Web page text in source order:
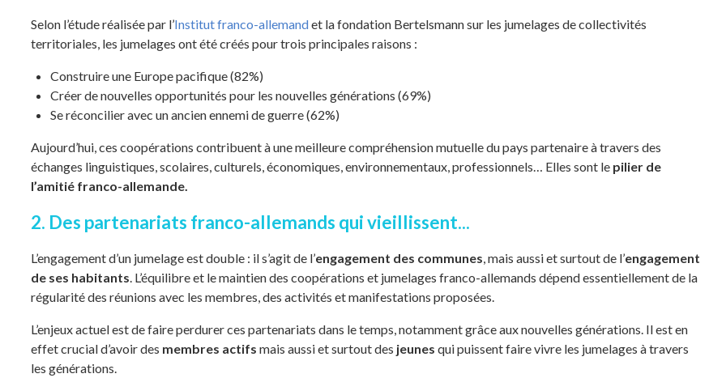
Selon l’étude réalisée par l’Institut franco-allemandet la fondation Bertelsmann sur les jumelages de collectivités
territoriales, les jumelages ont été créés pour trois principales raisons :
Construire une Europe pacifique (82%)
Créer de nouvelles opportunités pour les nouvelles générations (69%)
Se réconcilier avec un ancien ennemi de guerre (62%)
Aujourd’hui, ces coopérations contribuent à une meilleure compréhension mutuelle du pays partenaire à travers des
échanges linguistiques, scolaires, culturels, économiques, environnementaux, professionnels… Elles sont le pilier de
l’amitié franco-allemande.
2. Des partenariats franco-allemands qui vieillissent...
L’engagement d’un jumelage est double : il s’agit de l’engagement des communes, mais aussi et surtout de l’engagement
de ses habitants. L’équilibre et le maintien des coopérations et jumelages franco-allemands dépend essentiellement de la
régularité des réunions avec les membres, des activités et manifestations proposées.
L’enjeux actuel est de faire perdurer ces partenariats dans le temps, notamment grâce aux nouvelles générations. Il est en
effet crucial d’avoir des membres actifs mais aussi et surtout des jeunes qui puissent faire vivre les jumelages à travers
les générations.